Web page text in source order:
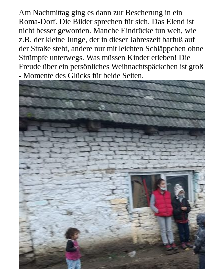
Am Nachmittag ging es dann zur Bescherung in ein
Roma-Dorf. Die Bilder sprechen für sich. Das Elend ist
nicht besser geworden. Manche Eindrücke tun weh, wie
z.B. der kleine Junge, der in dieser Jahreszeit barfuß auf
der Straße steht, andere nur mit leichten Schläppchen ohne
Strümpfe unterwegs. Was müssen Kinder erleben! Die
Freude über ein persönliches Weihnachtspäckchen ist groß
- Momente des Glücks für beide Seiten.